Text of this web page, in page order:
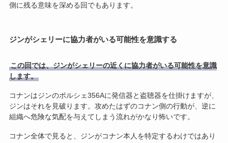
側に残る意味を深める回でもあります。
ジンがシェリーに協力者がいる可能性を意識する
この回では、ジンがシェリーの近くに協力者がいる可能性を意識
します。
コナンはジンのポルシェ356Aに発信器と盗聴器を仕掛けますが、
ジンはそれを見破ります。攻めたはずのコナン側の行動が、逆に
組織へ危険な気配を与えてしまう流れがかなり怖いです。
コナン全体で見ると、ジンがコナン本人を特定するわけではあり